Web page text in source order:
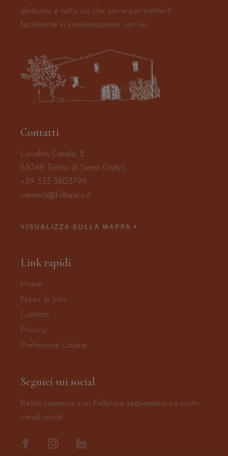
dedicato e tutto ciò che serve per metterti
facilmente in comunicazione con noi.
Contatti
Località Casale, 2
53049 Torrita di Siena (Italy)
+39 333 3803799
contact@follonico.it
VISUALIZZA SULLA MAPPA
Link rapidi
Home
News & Info
Contatti
Privacy
Preferenze Cookie
Seguici sui social
Resta connesso con Follonico seguendoci sui nostri
canali social.